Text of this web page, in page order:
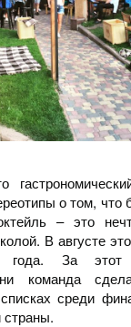
о том, что
– это
В августе
года. За этот
команда
среди
страны.